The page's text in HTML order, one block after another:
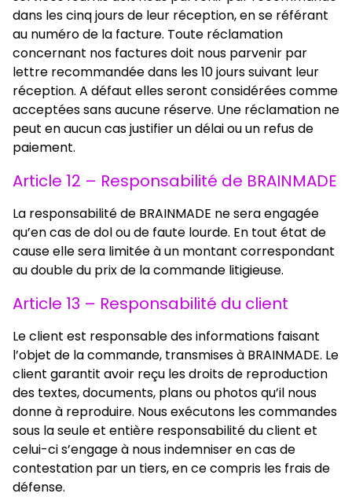
dans les cinq jours de leur réception, en se référant
au numéro de la facture. Toute réclamation
concernant nos factures doit nous parvenir par
lettre recommandée dans les 10 jours suivant leur
réception. A défaut elles seront considérées comme
acceptées sans aucune réserve. Une réclamation ne
peut en aucun cas justifier un délai ou un refus de
paiement.
Article 12 – Responsabilité de BRAINMADE
La responsabilité de BRAINMADE ne sera engagée
qu’en cas de dol ou de faute lourde. En tout état de
cause elle sera limitée à un montant correspondant
au double du prix de la commande litigieuse.
Article 13 – Responsabilité du client
Le client est responsable des informations faisant
l’objet de la commande, transmises à BRAINMADE. Le
client garantit avoir reçu les droits de reproduction
des textes, documents, plans ou photos qu’il nous
donne à reproduire. Nous exécutons les commandes
sous la seule et entière responsabilité du client et
celui-ci s’engage à nous indemniser en cas de
contestation par un tiers, en ce compris les frais de
défense.